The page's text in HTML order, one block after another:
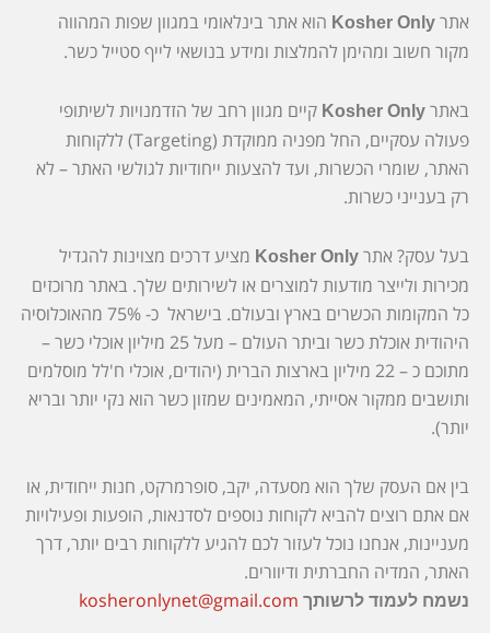
אתר Kosher Only הוא אתר בינלאומי במגוון שפות המהווה
מקור חשוב ומהימן להמלצות ומידע בנושאי לייף סטייל כשר.
באתר Kosher Only קיים מגוון רחב של הזדמנויות לשיתופי
פעולה עסקיים, החל מפניה ממוקדת (Targeting) ללקוחות
האתר, שומרי הכשרות, ועד להצעות ייחודיות לגולשי האתר – לא
רק בענייני כשרות.
בעל עסק? אתר Kosher Only מציע דרכים מצוינות להגדיל
מכירות ולייצר מודעות למוצרים או לשירותים שלך. באתר מרוכזים
כל המקומות הכשרים בארץ ובעולם. בישראל כ- 75% מהאוכלוסיה
היהודית אוכלת כשר וביתר העולם – מעל 25 מיליון אוכלי כשר –
מתוכם כ – 22 מיליון בארצות הברית (יהודים, אוכלי ח'לל מוסלמים
ותושבים ממקור אסייתי, המאמינים שמזון כשר הוא נקי יותר ובריא
יותר).
בין אם העסק שלך הוא מסעדה, יקב, סופרמרקט, חנות ייחודית, או
אם אתם רוצים להביא לקוחות נוספים לסדנאות, הופעות ופעילויות
מעניינות, אנחנו נוכל לעזור לכם להגיע ללקוחות רבים יותר, דרך
האתר, המדיה החברתית ודיוורים.
נשמח לעמוד לרשותך kosheronlynet@gmail.com